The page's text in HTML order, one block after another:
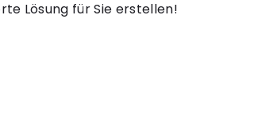
Lösung für Sie erstellen!